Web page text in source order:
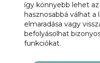
így könnyebb lehet
hasznosabbá válhat a
elmaradása vagy
befolyásolhat
funkciókat.